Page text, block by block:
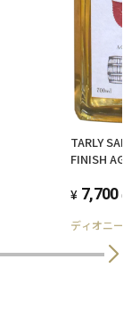
TARLY
FINISH
7,700 (税
ディオニー株